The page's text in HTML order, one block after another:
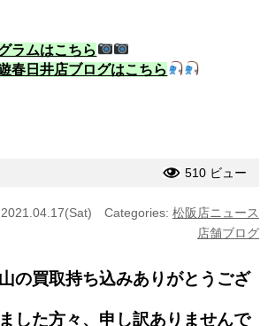
ラムはこちら
春日井店ブログはこちら
510 ビュー
Categories: 松阪店ニュース
店舗ブログ
の買取持ち込みありがとうござ
した方々、申し訳ありませんで